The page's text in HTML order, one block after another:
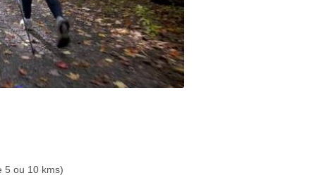
5 ou 10 kms)